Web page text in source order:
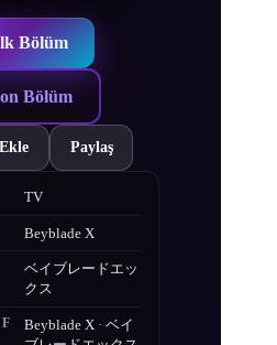
Bölüm
Bölüm
Paylaş
TV
Beyblade X
ベイブレードエッ
クス
Beyblade X · ベイ